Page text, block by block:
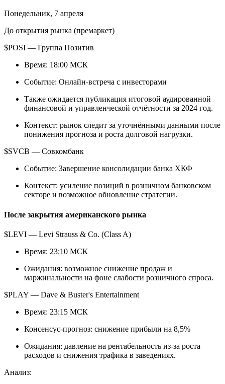
Понедельник, 7 апреля
До открытия рынка (премаркет)
$POSI — Группа Позитив
Время: 18:00 МСК
Событие: Онлайн-встреча с инвесторами
Также ожидается публикация итоговой аудированной
финансовой и управленческой отчётности за 2024 год.
Контекст: рынок следит за уточнёнными данными после
понижения прогноза и роста долговой нагрузки.
$SVCB — Совкомбанк
Событие: Завершение консолидации банка ХКФ
Контекст: усиление позиций в розничном банковском
секторе и возможное обновление стратегии.
После закрытия американского рынка
$LEVI — Levi Strauss & Co. (Class A)
Время: 23:10 МСК
Ожидания: возможное снижение продаж и
маржинальности на фоне слабости розничного спроса.
$PLAY — Dave & Buster's Entertainment
Время: 23:15 МСК
Консенсус-прогноз: снижение прибыли на 8,5%
Ожидания: давление на рентабельность из-за роста
расходов и снижения трафика в заведениях.
Анализ: